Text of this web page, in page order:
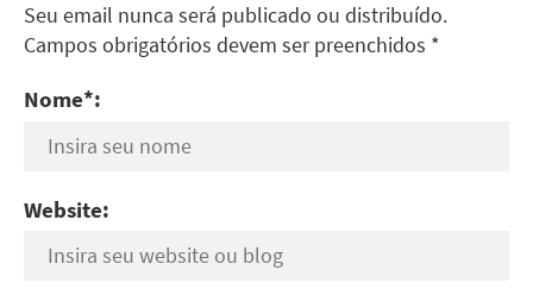
Seu email nunca será publicado ou distribuído.
Campos obrigatórios devem ser preenchidos *
Nome*:
Website: